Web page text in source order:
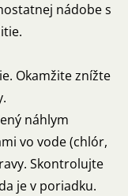
nádobe s
Okamžite znížte
náhlym
vo vode (chlór,
Skontrolujte
je v poriadku.